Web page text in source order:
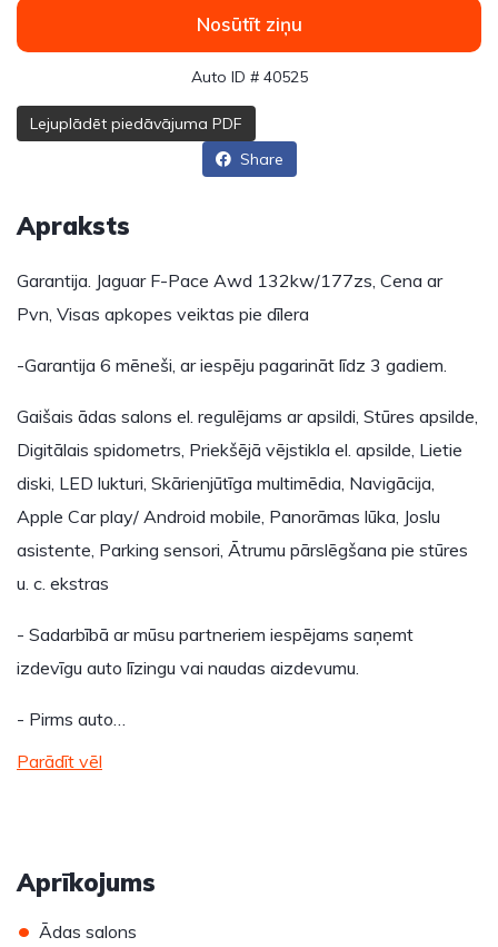
Nosūtīt ziņu
Auto ID # 40525
Lejuplādēt piedāvājuma PDF
Share
Apraksts
Garantija. Jaguar F-Pace Awd 132kw/177zs, Cena ar
Pvn, Visas apkopes veiktas pie dīlera
-Garantija 6 mēneši, ar iespēju pagarināt līdz 3 gadiem.
Gaišais ādas salons el. regulējams ar apsildi, Stūres apsilde,
Digitālais spidometrs, Priekšējā vējstikla el. apsilde, Lietie
diski, LED lukturi, Skārienjūtīga multimēdia, Navigācija,
Apple Car play/ Android mobile, Panorāmas lūka, Joslu
asistente, Parking sensori, Ātrumu pārslēgšana pie stūres
u. c. ekstras
- Sadarbībā ar mūsu partneriem iespējams saņemt
izdevīgu auto līzingu vai naudas aizdevumu.
- Pirms auto…
Parādīt vēl
Aprīkojums
• Ādas salons